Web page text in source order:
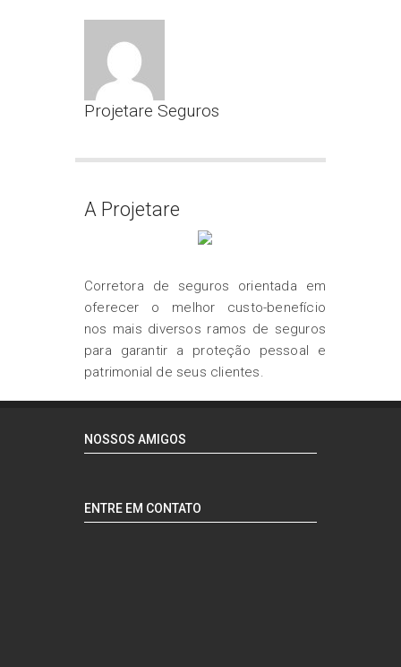
Projetare Seguros
A Projetare
Corretora de seguros orientada em
oferecer o melhor custo-benefício
nos mais diversos ramos de seguros
para garantir a proteção pessoal e
patrimonial de seus clientes.
NOSSOS AMIGOS
ENTRE EM CONTATO